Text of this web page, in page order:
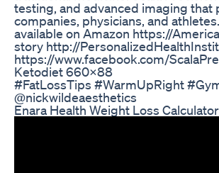
testing, and advanced imaging
companies, physicians, and
available on Amazon https://
story http://
https://www.facebook.com/
Ketodiet 660x88
#FatLossTips #WarmUpRight
@nickwildeaesthetics
Enara Health Weight Loss